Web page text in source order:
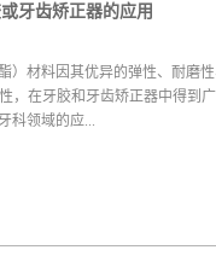
牙齿矫正器的应用
）材料因其优异的弹性、耐磨
，在牙胶和牙齿矫正器中得到
科领域的应...
性：能承受反复咀嚼和拉伸，